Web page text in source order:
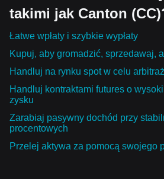
takimi jak Canton
Łatwe wpłaty i szybkie wypłaty
Kupuj, aby gromadzić, sprzedawaj,
Handluj na rynku spot w celu
Handluj kontraktami futures o
zysku
Zarabiaj pasywny dochód przy
procentowych
Przelej aktywa za pomocą swojego